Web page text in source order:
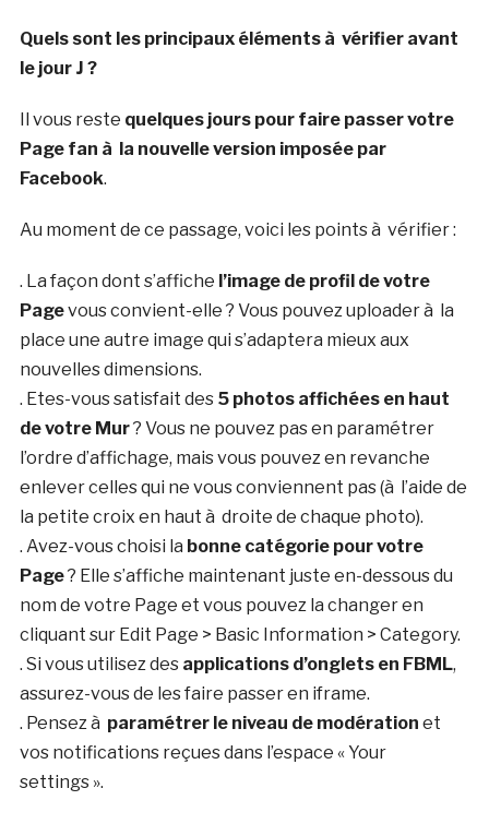
Quels sont les principaux éléments à vérifier avant
le jour J ?
Il vous reste quelques jours pour faire passer votre
Page fan à la nouvelle version imposée par
Facebook.
Au moment de ce passage, voici les points à vérifier :
. La façon dont s’affiche l’image de profil de votre
Pagevous convient-elle ? Vous pouvez uploader à la
place une autre image qui s’adaptera mieux aux
nouvelles dimensions.
. Etes-vous satisfait des 5 photos affichées en haut
de votre Mur? Vous ne pouvez pas en paramétrer
l’ordre d’affichage, mais vous pouvez en revanche
enlever celles qui ne vous conviennent pas (à l’aide de
la petite croix en haut à droite de chaque photo).
. Avez-vous choisi la bonne catégorie pour votre
Page? Elle s’affiche maintenant juste en-dessous du
nom de votre Page et vous pouvez la changer en
cliquant sur Edit Page > Basic Information > Category.
. Si vous utilisez des applications d’onglets en FBML,
assurez-vous de les faire passer en iframe.
. Pensez à paramétrer le niveau de modération et
vos notifications reçues dans l’espace « Your
settings ».